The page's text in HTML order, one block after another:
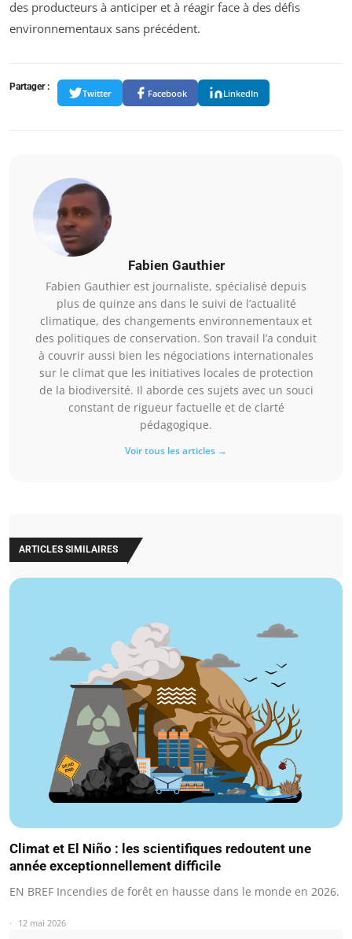
des producteurs à anticiper et à réagir face à des défis
environnementaux sans précédent.
Partager :
Twitter Facebook LinkedIn
Fabien Gauthier
Fabien Gauthier est journaliste, spécialisé depuis
plus de quinze ans dans le suivi de l’actualité
climatique, des changements environnementaux et
des politiques de conservation. Son travail l’a conduit
à couvrir aussi bien les négociations internationales
sur le climat que les initiatives locales de protection
de la biodiversité. Il aborde ces sujets avec un souci
constant de rigueur factuelle et de clarté
pédagogique.
Voir tous les articles →
ARTICLES SIMILAIRES
Climat et El Niño : les scientifiques redoutent une
année exceptionnellement difficile
EN BREF Incendies de forêt en hausse dans le monde en 2026.
12 mai 2026